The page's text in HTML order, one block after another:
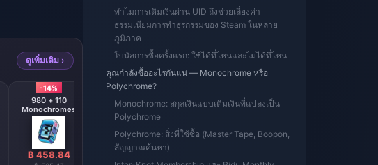
ดูเพิ่มเติม ›
-14%
980 + 110
Monochromes
฿ 458.84
-14%
300 + 30
Monochromes
฿ 147.99
60 Monochromes
ทำไมการเติมเงินผ่าน UID ถึงช่วยเลี่ยงค่า
ธรรมเนียมการทำธุรกรรมของ Steam ในหลาย
ภูมิภาค
โบนัสการซื้อครั้งแรก: ใช้ได้ที่ไหนและไม่ได้ที่ไหน
คุณกำลังซื้ออะไรกันแน่ — Monochrome หรือ
Polychrome?
Monochrome: สกุลเงินแบบเติมเงินที่แปลงเป็น
Polychrome
Polychrome: สิ่งที่ใช้ซื้อ (Master Tape, Boopon,
สัญญาณค้นหา)